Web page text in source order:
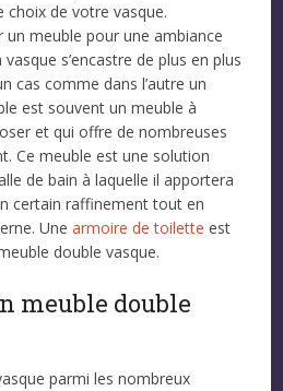
choix de votre vasque.
meuble pour une ambiance
s’encastre de plus en plus
cas comme dans l’autre un
est souvent un meuble à
et qui offre de nombreuses
Ce meuble est une solution
de bain à laquelle il apportera
certain raffinement tout en
Unearmoire de toilette est
double vasque.
meuble double
parmi les nombreux